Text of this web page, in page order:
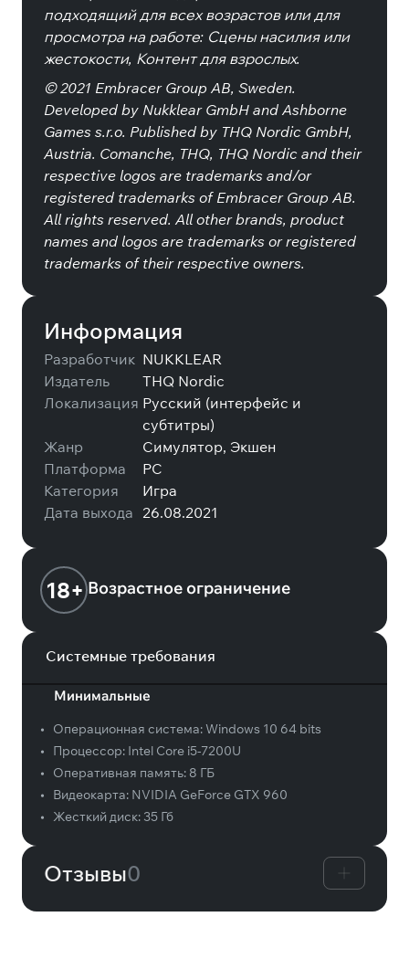
подходящий для всех возрастов или для
просмотра на работе: Сцены насилия или
жестокости, Контент для взрослых.
© 2021 Embracer Group AB, Sweden.
Developed by Nukklear GmbH and Ashborne
Games s.r.o. Published by THQ Nordic GmbH,
Austria. Comanche, THQ, THQ Nordic and their
respective logos are trademarks and/or
registered trademarks of Embracer Group AB.
All rights reserved. All other brands, product
names and logos are trademarks or registered
trademarks of their respective owners.
Информация
Разработчик NUKKLEAR
Издатель
THQ Nordic
Локализация Русский (интерфейс и
субтитры)
Жанр
Симулятор, Экшен
Платформа
PC
Категория
Игра
Дата выхода 26.08.2021
18+ Возрастное ограничение
Системные требования
Минимальные
• Операционная система:Windows 10 64 bits
•
Процессор: Intel Core i5-7200U
•
Оперативная память: 8 ГБ
•
Видеокарта: NVIDIA GeForce GTX 960
•
Жесткий диск: 35 Гб
Отзывы0